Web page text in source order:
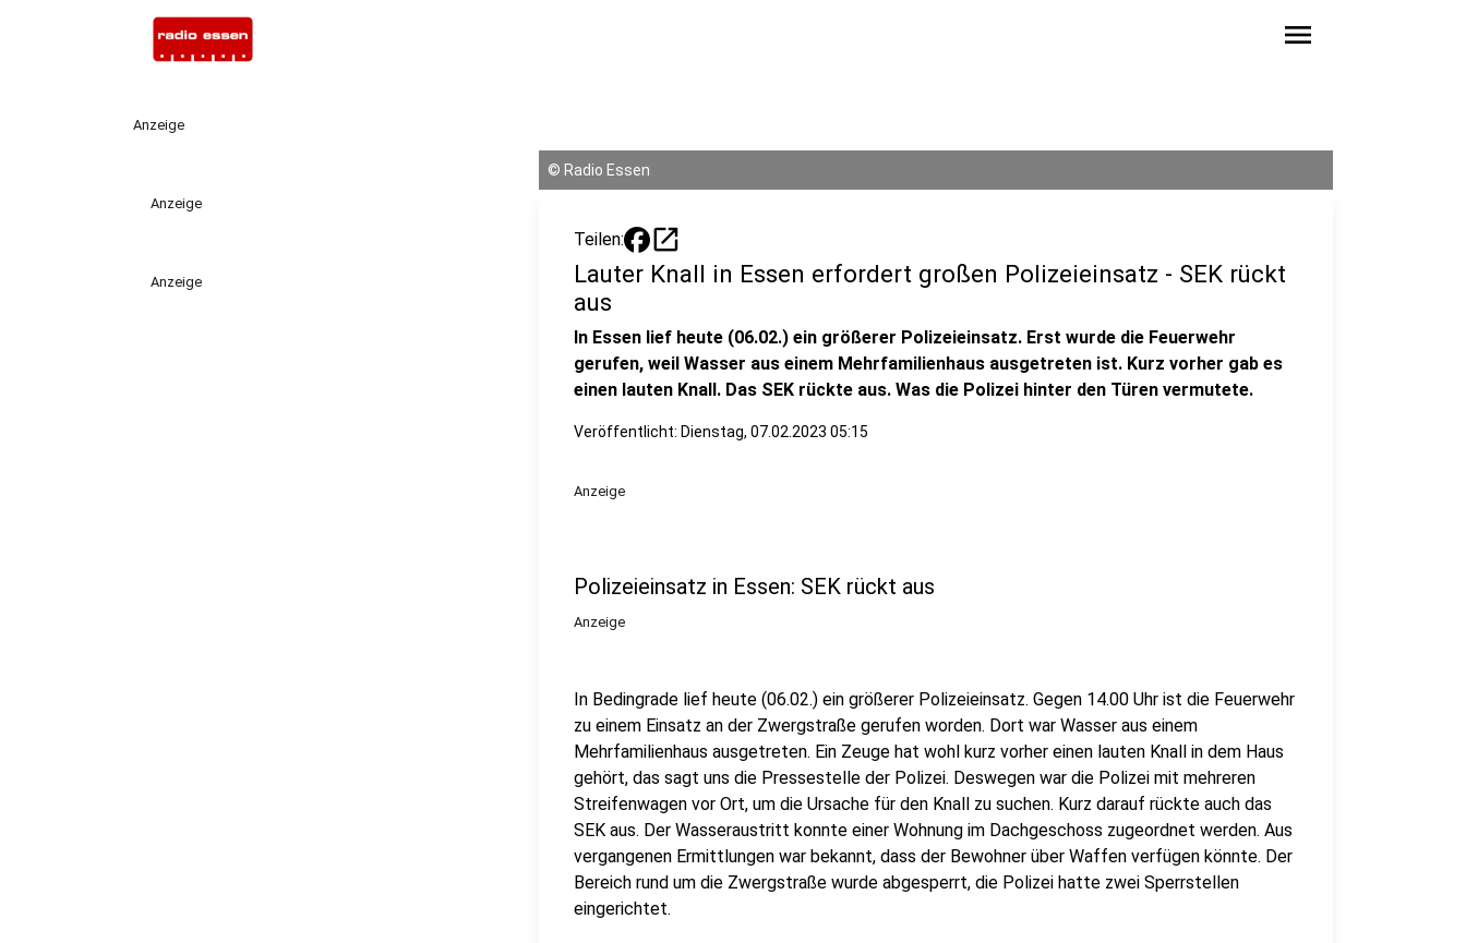
menu
Anzeige
Anzeige
Anzeige
© Radio Essen
Teilen: open_in_new
Lauter Knall in Essen erfordert großen Polizeieinsatz - SEK rückt
aus
In Essen lief heute (06.02.) ein größerer Polizeieinsatz. Erst wurde die Feuerwehr
gerufen, weil Wasser aus einem Mehrfamilienhaus ausgetreten ist. Kurz vorher gab es
einen lauten Knall. Das SEK rückte aus. Was die Polizei hinter den Türen vermutete.
Veröffentlicht: Dienstag, 07.02.2023 05:15
Anzeige
Polizeieinsatz in Essen: SEK rückt aus
Anzeige
In Bedingrade lief heute (06.02.) ein größerer Polizeieinsatz. Gegen 14.00 Uhr ist die Feuerwehr
zu einem Einsatz an der Zwergstraße gerufen worden. Dort war Wasser aus einem
Mehrfamilienhaus ausgetreten. Ein Zeuge hat wohl kurz vorher einen lauten Knall in dem Haus
gehört, das sagt uns die Pressestelle der Polizei. Deswegen war die Polizei mit mehreren
Streifenwagen vor Ort, um die Ursache für den Knall zu suchen. Kurz darauf rückte auch das
SEK aus. Der Wasseraustritt konnte einer Wohnung im Dachgeschoss zugeordnet werden. Aus
vergangenen Ermittlungen war bekannt, dass der Bewohner über Waffen verfügen könnte. Der
Bereich rund um die Zwergstraße wurde abgesperrt, die Polizei hatte zwei Sperrstellen
eingerichtet.